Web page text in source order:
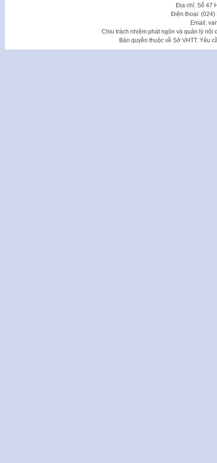
Địa chỉ: Số 47
Điện thoại: (024)
Email:
Chịu trách nhiệm phát ngôn và quản lý nội
Bản quyền thuộc về Sở VHTT. Yêu